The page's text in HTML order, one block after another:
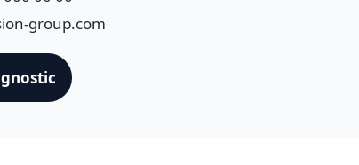
group.com